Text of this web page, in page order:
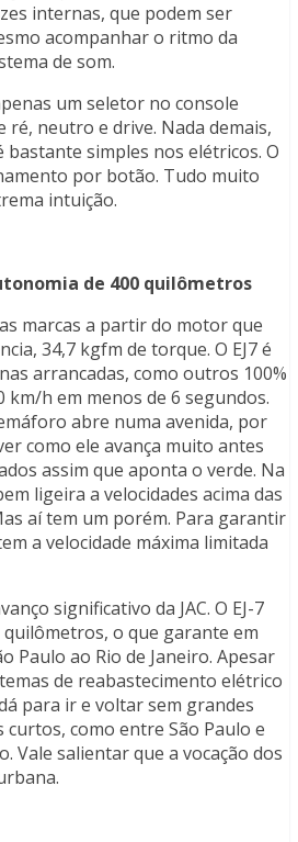
internas, que podem ser
acompanhar o ritmo da
de som.
um seletor no console
ré, neutro e drive. Nada demais,
simples nos elétricos. O
por botão. Tudo muito
intuição.
de 400 quilômetros
marcas a partir do motor que
34,7 kgfm de torque. O EJ7 é
arrancadas, como outros 100%
km/h em menos de 6 segundos.
abre numa avenida, por
como ele avança muito antes
assim que aponta o verde. Na
ligeira a velocidades acima das
aí tem um porém. Para garantir
a velocidade máxima limitada
significativo da JAC. O EJ-7
o que garante em
Paulo ao Rio de Janeiro. Apesar
de reabastecimento elétrico
para ir e voltar sem grandes
como entre São Paulo e
Vale salientar que a vocação dos